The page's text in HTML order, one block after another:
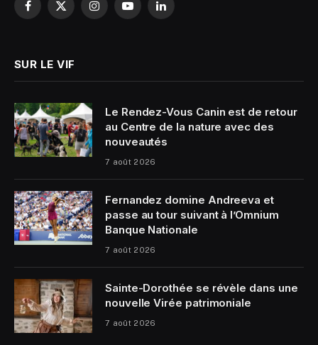
Facebook
X
InstagramYouTubeLinkedIn
SUR LE VIF
Le Rendez-Vous Canin est de retour
au Centre de la nature avec des
nouveautés
7 août 2026
Fernandez domine Andreeva et
passe au tour suivant à l’Omnium
Banque Nationale
7 août 2026
Sainte-Dorothée se révèle dans une
nouvelle Virée patrimoniale
7 août 2026